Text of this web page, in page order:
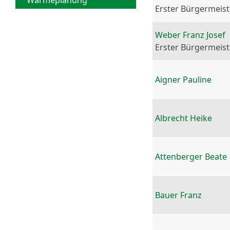
Erster
Weber Franz Josef
Erster
Aigner Pauline
Albrecht Heike
Attenberger Beate
Bauer Franz